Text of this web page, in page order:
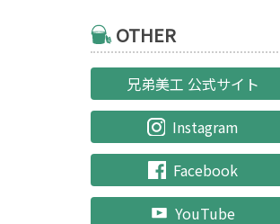
OTHER
兄弟美工 公式サイト
Instagram
Facebook
YouTube